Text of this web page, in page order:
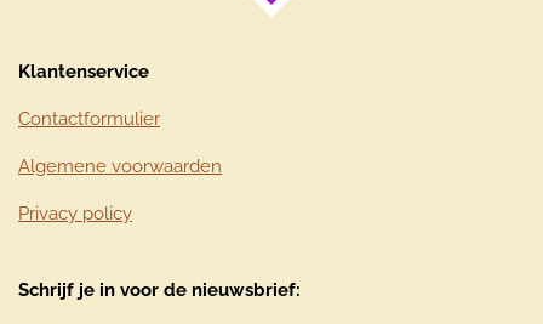
Klantenservice
Contactformulier
Algemene voorwaarden
Privacy policy
Schrijf je in voor de nieuwsbrief: